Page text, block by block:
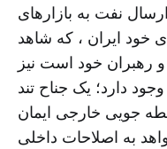
نفت به بازارهای
خود ایران ، که شاهد
رهبران خود است نیز
دارد؛ یک جناح تند
جویی خارجی ایمان
به اصلاحات داخلی